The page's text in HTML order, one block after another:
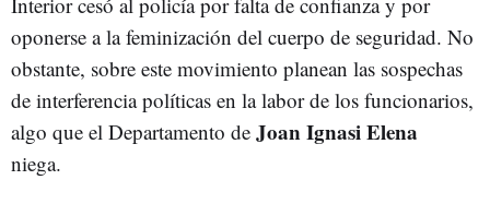
oponerse a la feminización del cuerpo de seguridad. No
obstante, sobre este movimiento planean las sospechas
de interferencia políticas en la labor de los funcionarios,
algo que el Departamento de Joan Ignasi Elena
niega.